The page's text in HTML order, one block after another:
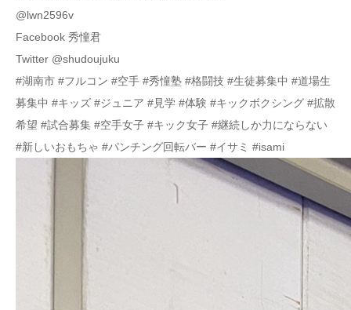
@lwn2596v
Facebook 秀憧君
Twitter @shudoujuku
#湖南市 #フルコン #空手 #秀憧塾 #格闘技 #生徒募集中 #道場生
募集中 #キッズ #ジュニア #見学 #体験 #キックボクシング #拡散
希望 #試合募集 #空手女子 #キック女子 #継続しか力にならない
#新しいおもちゃ #パンチング回転バー #イサミ #isami